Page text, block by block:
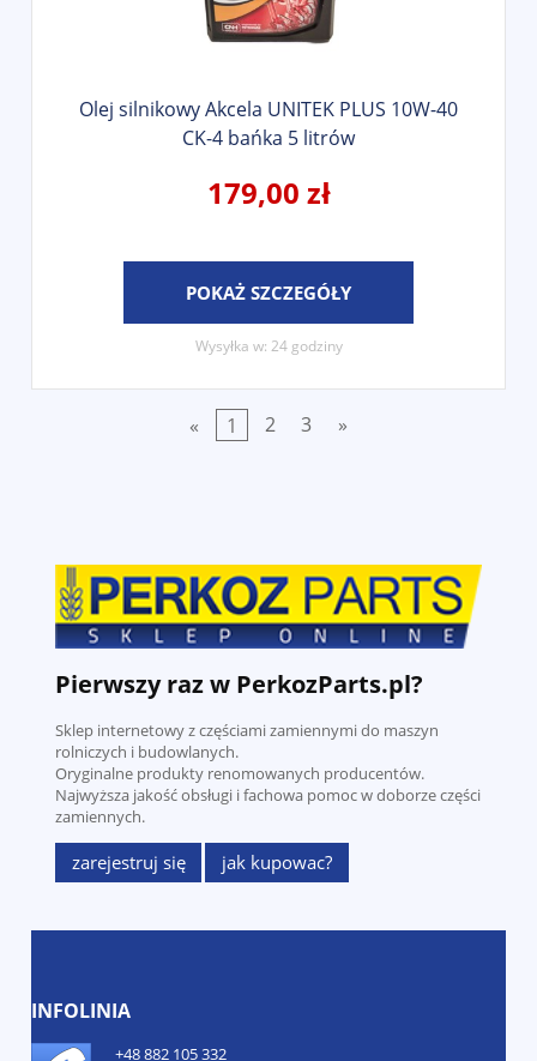
Olej silnikowy Akcela UNITEK PLUS 10W-40
CK-4 bańka 5 litrów
179,00 zł
POKAŻ SZCZEGÓŁY
Wysyłka w: 24 godziny
« 1 2 3 »
Pierwszy raz w PerkozParts.pl?
Sklep internetowy z częściami zamiennymi do maszyn
rolniczych i budowlanych.
Oryginalne produkty renomowanych producentów.
Najwyższa jakość obsługi i fachowa pomoc w doborze części
zamiennych.
zarejestruj się jak kupowac?
INFOLINIA
+48 882 105 332